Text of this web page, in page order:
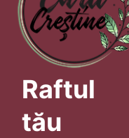
Raftul
tău